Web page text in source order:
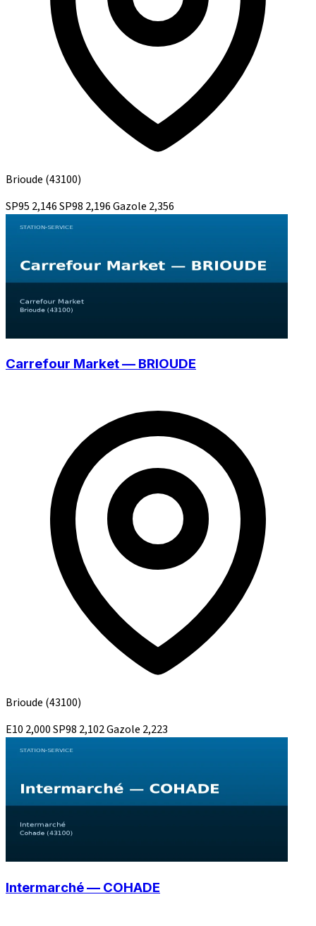
Brioude (43100)
SP95 2,146SP98 2,196Gazole 2,356
Carrefour Market — BRIOUDE
Brioude (43100)
E10 2,000SP98 2,102Gazole 2,223
Intermarché — COHADE